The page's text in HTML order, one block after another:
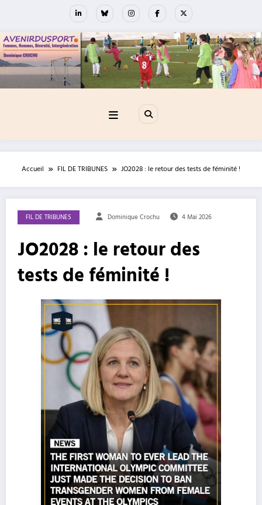
Accueil FIL DE TRIBUNES JO2028 : le retour des tests de féminité !
FIL DE TRIBUNES Dominique Crochu 4 Mai 2026
JO2028 : le retour des
tests de féminité !